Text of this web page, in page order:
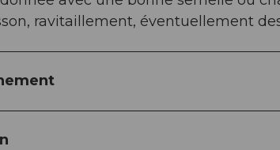
ravitaillement, éventuellement